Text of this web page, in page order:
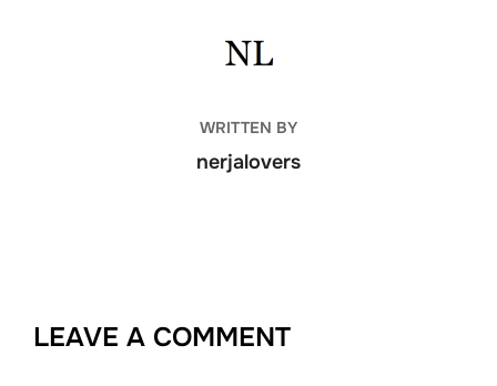
WRITTEN BY
nerjalovers
LEAVE A COMMENT